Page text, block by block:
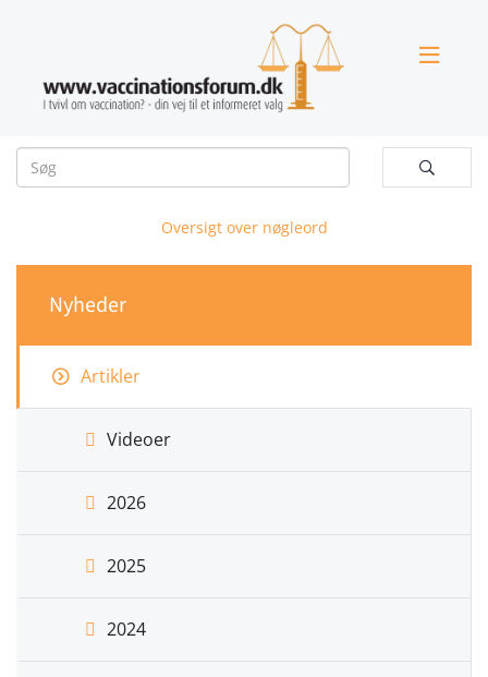


Oversigt over nøgleord
Nyheder
Artikler
Videoer
2026
2025
2024